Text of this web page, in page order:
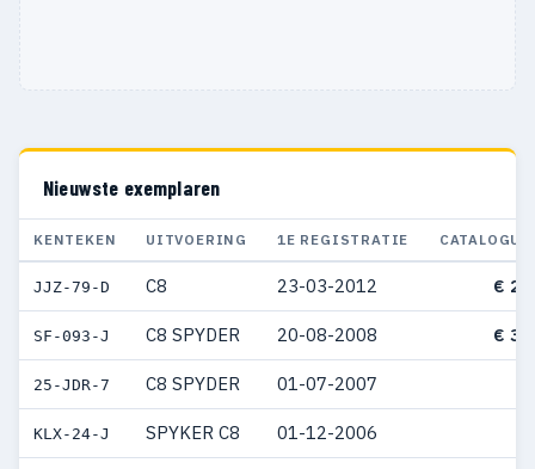
Nieuwste exemplaren
KENTEKEN UITVOERING 1E REGISTRATIE
JJZ-79-D C8 23-03-2012 €
SF-093-J C8 SPYDER 20-08-2008 €
25-JDR-7 C8 SPYDER 01-07-2007
KLX-24-J SPYKER C8 01-12-2006